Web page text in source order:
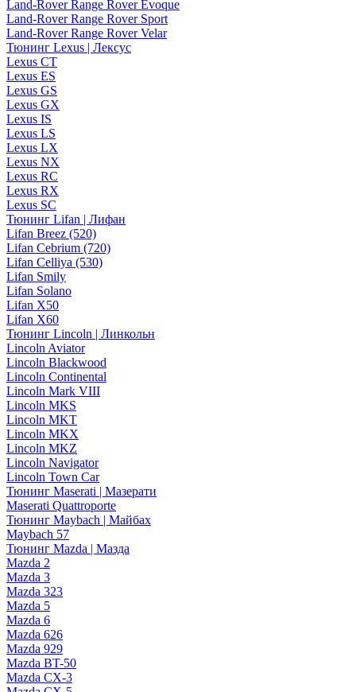
Land-Rover Range Rover Evoque
Land-Rover Range Rover Sport
Land-Rover Range Rover Velar
Тюнинг Lexus | Лексус
Lexus CT
Lexus ES
Lexus GS
Lexus GX
Lexus IS
Lexus LS
Lexus LX
Lexus NX
Lexus RC
Lexus RX
Lexus SC
Тюнинг Lifan | Лифан
Lifan Breez (520)
Lifan Cebrium (720)
Lifan Celliya (530)
Lifan Smily
Lifan Solano
Lifan X50
Lifan X60
Тюнинг Lincoln | Линкольн
Lincoln Aviator
Lincoln Blackwood
Lincoln Continental
Lincoln Mark VIII
Lincoln MKS
Lincoln MKT
Lincoln MKX
Lincoln MKZ
Lincoln Navigator
Lincoln Town Car
Тюнинг Maserati | Мазерати
Maserati Quattroporte
Тюнинг Maybach | Майбах
Maybach 57
Тюнинг Mazda | Мазда
Mazda 2
Mazda 3
Mazda 323
Mazda 5
Mazda 6
Mazda 626
Mazda 929
Mazda BT-50
Mazda CX-3